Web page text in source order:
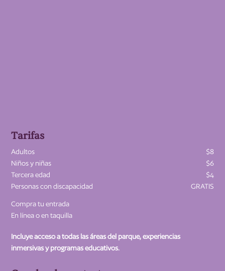
Tarifas
Adultos
$8
Niños y niñas
$6
Tercera edad
$4
Personas con discapacidad
GRATIS
Compra tu entrada
En línea o en taquilla
Incluye acceso a todas las áreas del parque, experiencias
inmersivas y programas educativos.